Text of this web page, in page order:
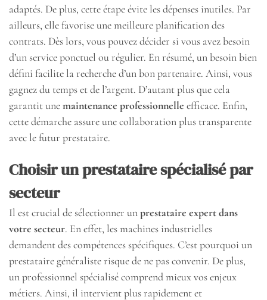
adaptés. De plus, cette étape évite les dépenses inutiles. Par
ailleurs, elle favorise une meilleure planification des
contrats. Dès lors, vous pouvez décider si vous avez besoin
d’un service ponctuel ou régulier. En résumé, un besoin bien
défini facilite la recherche d’un bon partenaire. Ainsi, vous
gagnez du temps et de l’argent. D’autant plus que cela
garantit unemaintenance professionnelle efficace. Enfin,
cette démarche assure une collaboration plus transparente
avec le futur prestataire.
Choisir un prestataire spécialisé par
secteur
Il est crucial de sélectionner unprestataire expert dans
votre secteur. En effet, les machines industrielles
demandent des compétences spécifiques. C’est pourquoi un
prestataire généraliste risque de ne pas convenir. De plus,
un professionnel spécialisé comprend mieux vos enjeux
métiers. Ainsi, il intervient plus rapidement et